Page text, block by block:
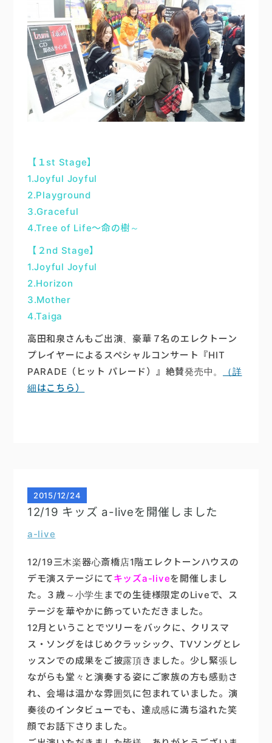
【１st Stage】
1.Joyful Joyful
2.Playground
3.Graceful
4.Tree of Life～命の樹～
【２nd Stage】
1.Joyful Joyful
2.Horizon
3.Mother
4.Taiga
高田和泉さんもご出演、豪華７名のエレクトーン
プレイヤーによるスペシャルコンサート『HIT
PARADE（ヒット パレード）』絶賛発売中。
（詳
細はこちら）
2015/12/24
12/19 キッズ a-liveを開催しました
a-live
12/19三木楽器心斎橋店1階エレクトーンハウスの
デモ演ステージにてキッズa-liveを開催しまし
た。３歳～小学生までの生徒様限定のLiveで、ス
テージを華やかに飾っていただきました。
12月ということでツリーをバックに、クリスマ
ス・ソングをはじめクラッシック、TVソングとレ
ッスンでの成果をご披露頂きました。少し緊張し
ながらも堂々と演奏する姿にご家族の方も感動さ
れ、会場は温かな雰囲気に包まれていました。演
奏後のインタビューでも、達成感に満ち溢れた笑
顔でお話下さりました。